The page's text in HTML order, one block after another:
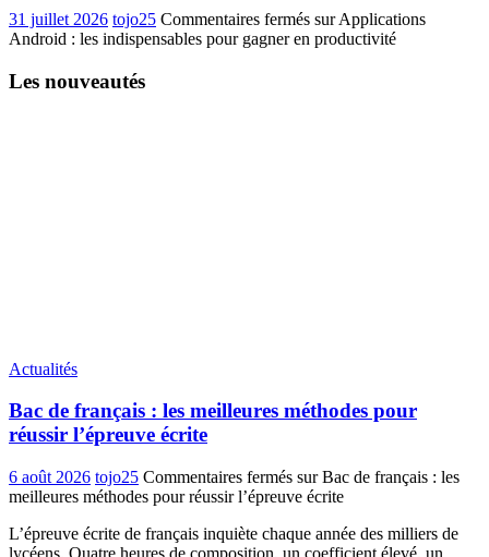
31 juillet 2026 tojo25 Commentaires fermés sur Applications
Android : les indispensables pour gagner en productivité
Les nouveautés
Actualités
Bac de français : les meilleures méthodes pour
réussir l’épreuve écrite
6 août 2026 tojo25 Commentaires fermés sur Bac de français : les
meilleures méthodes pour réussir l’épreuve écrite
L’épreuve écrite de français inquiète chaque année des milliers de
lycéens. Quatre heures de composition, un coefficient élevé, un